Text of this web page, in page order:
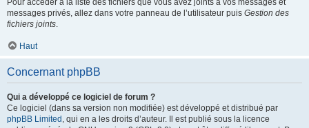
Pour accéder à la liste des fichiers que vous avez joints à vos messages et
messages privés, allez dans votre panneau de l’utilisateur puis Gestion des
fichiers joints.
Haut
Concernant phpBB
Qui a développé ce logiciel de forum ?
Ce logiciel (dans sa version non modifiée) est développé et distribué par
phpBB Limited , qui en a les droits d’auteur. Il est publié sous la licence